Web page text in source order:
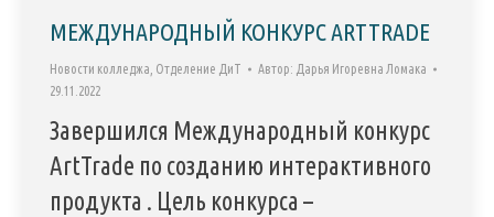
МЕЖДУНАРОДНЫЙ КОНКУРС ARTTRADE
Новости колледжа Отделение ДиТ Автор: Дарья Игоревна Ломака
29.11.2022
Завершился Международный конкурс
ArtTrade по созданию интерактивного
продукта . Цель конкурса –